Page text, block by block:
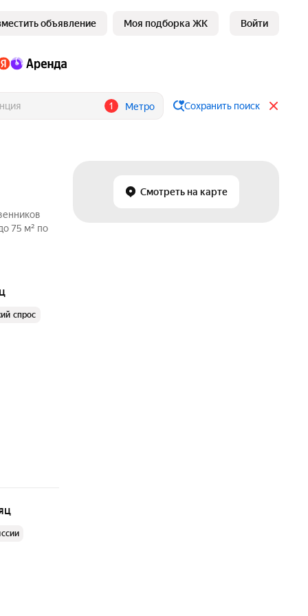
объявление Моя подборка ЖК Войти
1 Метро Сохранить поиск
Смотреть на карте
75 м² по
спрос